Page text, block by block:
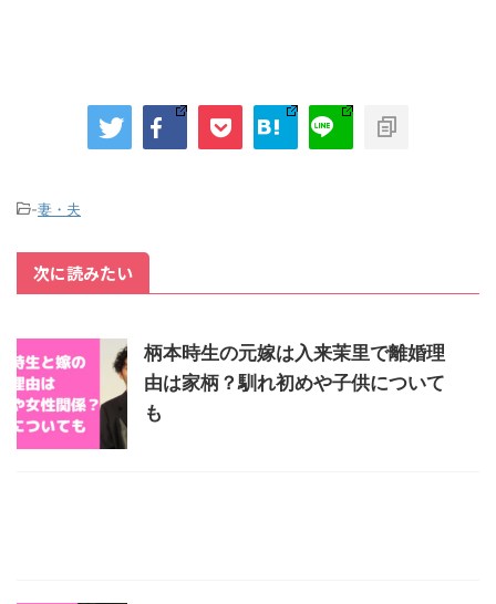
-妻・夫
次に読みたい
柄本時生の元嫁は入来茉里で離婚理
由は家柄？馴れ初めや子供について
も